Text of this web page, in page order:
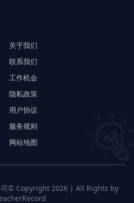
关于我们
联系我们
工作机会
隐私政策
用户协议
服务规则
网站地图
司© Copyright 2026 | All Rights by